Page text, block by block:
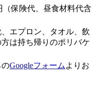
（保険代、昼⾷材料代含
エプロン、タオル、飲
は持ち帰りのポリバケ
のGoogleフォーム よりお